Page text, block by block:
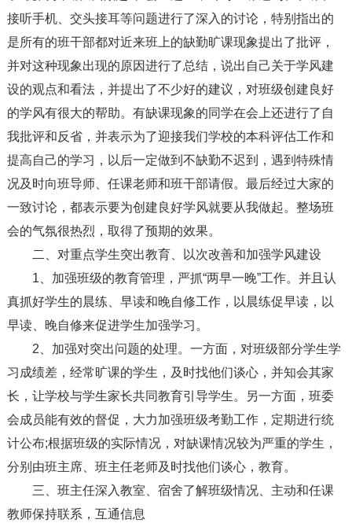
接听手机、交头接耳等问题进行了深入的讨论，特别指出的
是所有的班干部都对近来班上的缺勤旷课现象提出了批评，
并对这种现象出现的原因进行了总结，说出自己关于学风建
设的观点和看法，并提出了不少好的建议，对班级创建良好
的学风有很大的帮助。有缺课现象的同学在会上还进行了自
我批评和反省，并表示为了迎接我们学校的本科评估工作和
提高自己的学习，以后一定做到不缺勤不迟到，遇到特殊情
况及时向班导师、任课老师和班干部请假。最后经过大家的
一致讨论，都表示要为创建良好学风就要从我做起。整场班
会的气氛很热烈，取得了预期的效果。
二、对重点学生突出教育、以次改善和加强学风建设
1、加强班级的教育管理，严抓“两早一晚”工作。并且认
真抓好学生的晨练、早读和晚自修工作，以晨练促早读，以
早读、晚自修来促进学生加强学习。
2、加强对突出问题的处理。一方面，对班级部分学生学
习成绩差，经常旷课的学生，及时找他们谈心，并知会其家
长，让学校与学生家长共同教育引导学生。另一方面，班委
会成员能有效的督促，大力加强班级考勤工作，定期进行统
计公布;根据班级的实际情况，对缺课情况较为严重的学生，
分别由班主席、班主任老师及时找他们谈心，教育。
三、班主任深入教室、宿舍了解班级情况、主动和任课
教师保持联系，互通信息